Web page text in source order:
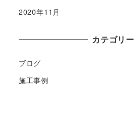
2020年11月
カテゴリー
ブログ
施工事例